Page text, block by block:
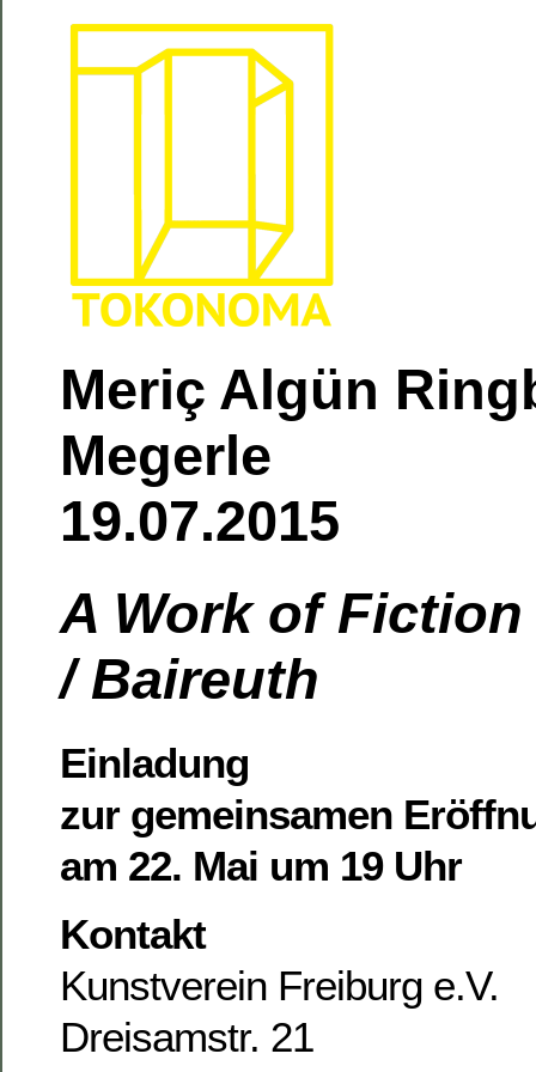
Meriç Algün
Megerle
19.07.2015
A Work of
/ Baireuth
Einladung
zur gemeinsamen
am 22. Mai um 19 Uhr
Kontakt
Kunstverein Freiburg e.V.
Dreisamstr. 21